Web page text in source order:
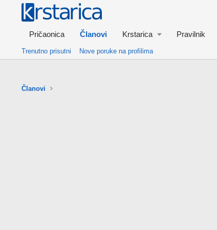
Pričaonica Članovi Krstarica Pravilnik
Trenutno prisutni Nove poruke na profilima
Članovi